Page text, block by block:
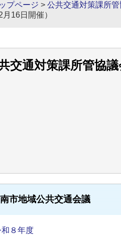
プページ > 公共交通対策課所管
月16日開催）
交通対策課所管協議
市地域公共交通会議
和８年度